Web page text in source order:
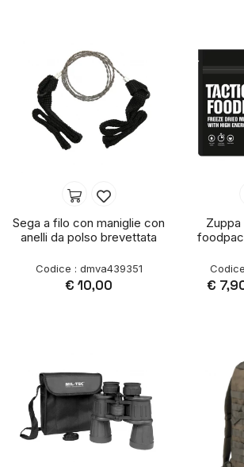
Sega a filo con maniglie con
anelli da polso brevettata
Codice : dmva439351
€ 10,00 €